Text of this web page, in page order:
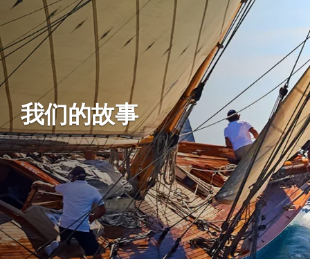
我们的故事